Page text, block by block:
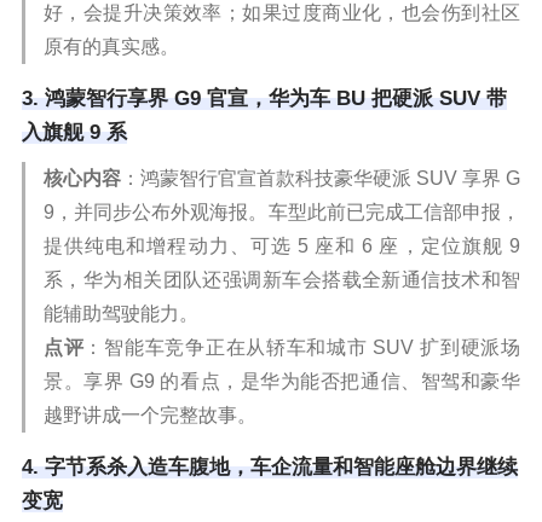
好，会提升决策效率；如果过度商业化，也会伤到社区
原有的真实感。
3. 鸿蒙智行享界 G9 官宣，华为车 BU 把硬派 SUV 带
入旗舰 9 系
核心内容 ：鸿蒙智行官宣首款科技豪华硬派 SUV 享界 G
9，并同步公布外观海报。车型此前已完成工信部申报，
提供纯电和增程动力、可选 5 座和 6 座，定位旗舰 9
系，华为相关团队还强调新车会搭载全新通信技术和智
能辅助驾驶能力。
点评 ：智能车竞争正在从轿车和城市 SUV 扩到硬派场
景。享界 G9 的看点，是华为能否把通信、智驾和豪华
越野讲成一个完整故事。
4. 字节系杀入造车腹地，车企流量和智能座舱边界继续
变宽